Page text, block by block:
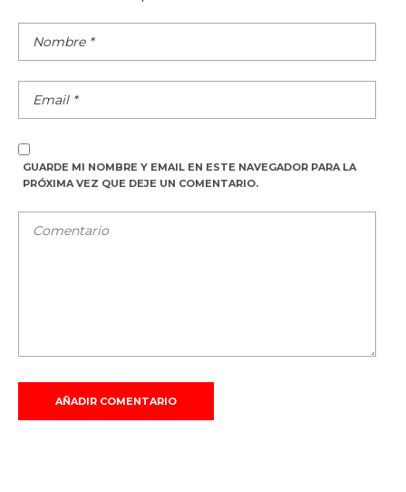
GUARDE MI NOMBRE Y EMAIL EN ESTE NAVEGADOR PARA LA
PRÓXIMA VEZ QUE DEJE UN COMENTARIO.